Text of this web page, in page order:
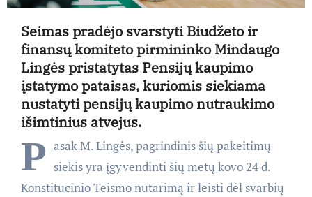
Seimas pradėjo svarstyti Biudžeto ir
finansų komiteto pirmininko Mindaugo
Lingės pristatytas Pensijų kaupimo
įstatymo pataisas, kuriomis siekiama
nustatyti pensijų kaupimo nutraukimo
išimtinius atvejus.
P asak M. Lingės, pagrindinis šių pakeitimų
siekis yra įgyvendinti šių metų kovo 24 d.
Konstitucinio Teismo nutarimą ir leisti dėl svarbių